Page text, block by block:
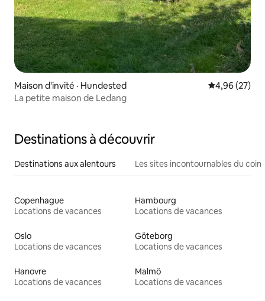
Maison d'invité · Hundested Note
4,96 (27)
La petite maison de Ledang
Destinations à découvrir
Destinations aux alentours Les sites incontournables du coin
Copenhague
Locations de vacances
Hambourg
Locations de vacances
Oslo
Locations de vacances
Göteborg
Locations de vacances
Hanovre
Locations de vacances
Malmö
Locations de vacances